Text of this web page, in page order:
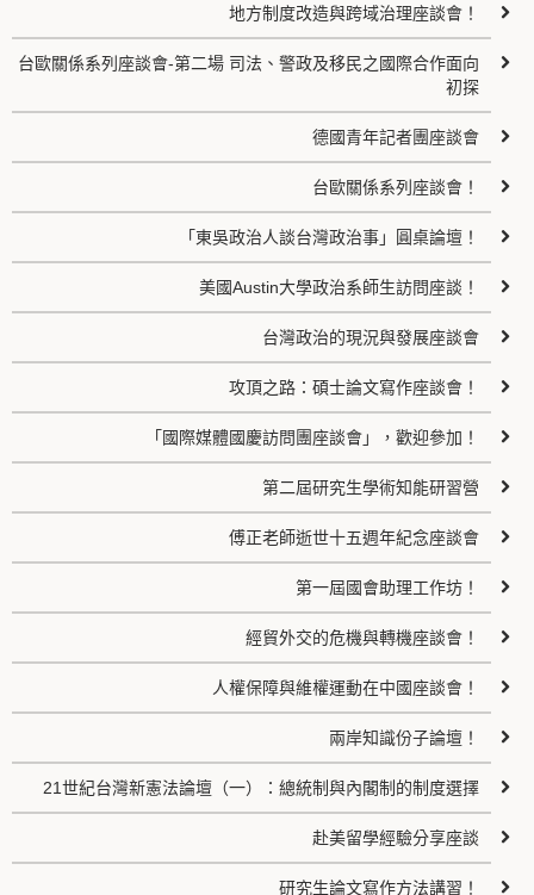
地方制度改造與跨域治理座談會！
台歐關係系列座談會-第二場 司法、警政及移民之國際合作面向
初探
德國青年記者團座談會
台歐關係系列座談會！
「東吳政治人談台灣政治事」圓桌論壇！
美國Austin大學政治系師生訪問座談！
台灣政治的現況與發展座談會
攻頂之路：碩士論文寫作座談會！
「國際媒體國慶訪問團座談會」，歡迎參加！
第二屆研究生學術知能研習營
傅正老師逝世十五週年紀念座談會
第一屆國會助理工作坊！
經貿外交的危機與轉機座談會！
人權保障與維權運動在中國座談會！
兩岸知識份子論壇！
21世紀台灣新憲法論壇（一）：總統制與內閣制的制度選擇
赴美留學經驗分享座談
研究生論文寫作方法講習！